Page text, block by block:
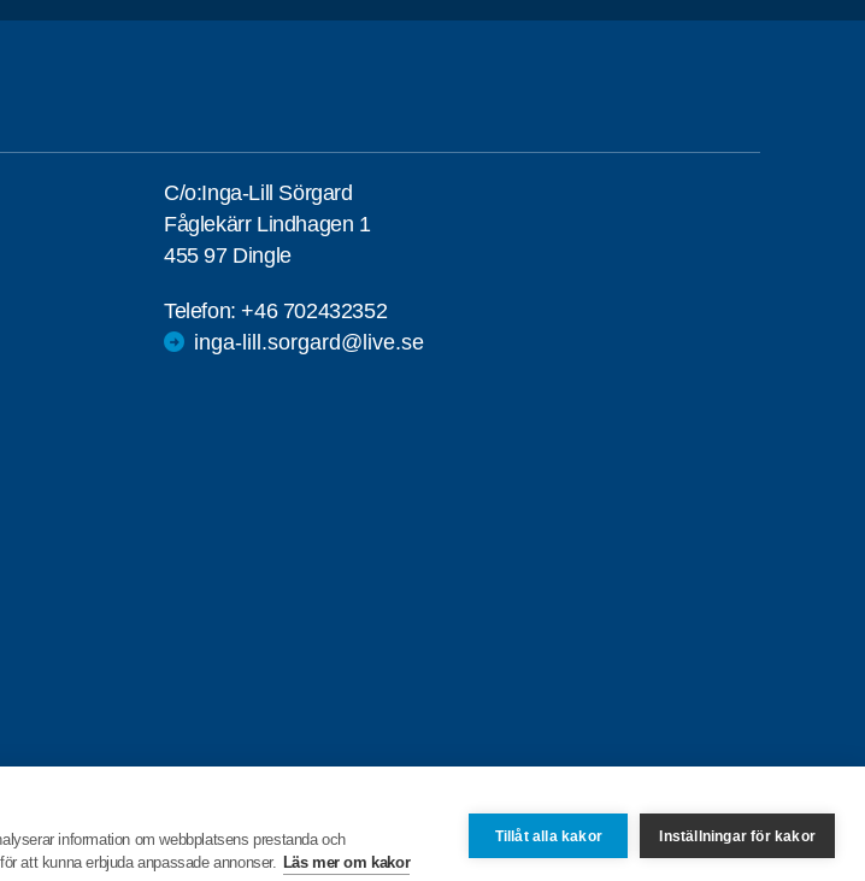
information om webbplatsens prestanda och
att kunna erbjuda anpassade annonser. Läs mer om kakor
Tillåt alla kakor Inställningar för kakor
C/o:Inga-Lill Sörgard
Fåglekärr Lindhagen 1
455 97 Dingle
Telefon:+46 702432352
inga-lill.sorgard@live.se